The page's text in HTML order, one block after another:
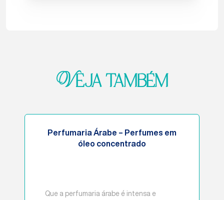
Veja também
Perfumaria Árabe – Perfumes em
óleo concentrado
Que a perfumaria árabe é intensa e